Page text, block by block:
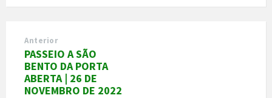
Anterior
PASSEIO A SÃO
BENTO DA PORTA
ABERTA | 26 DE
NOVEMBRO DE 2022